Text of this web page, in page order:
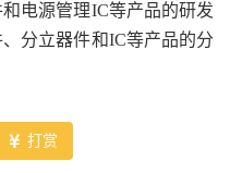
电源管理IC等产品的研发
分立器件和IC等产品的分
打赏